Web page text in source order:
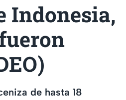
Indonesia,
de hasta 18